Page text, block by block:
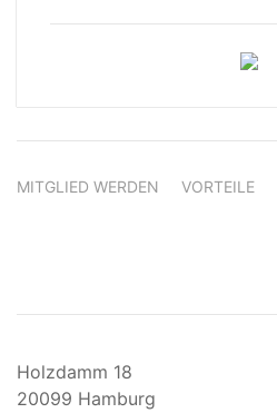
MITGLIED WERDEN VORTEILE
Holzdamm 18
20099 Hamburg